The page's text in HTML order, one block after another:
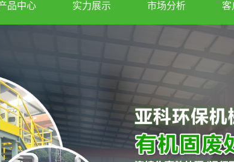
品中心
砂炼油设备
油蒸馏设备
料炼油设备
炼油设备
实力展示 市场分析
同行竞争分析
客